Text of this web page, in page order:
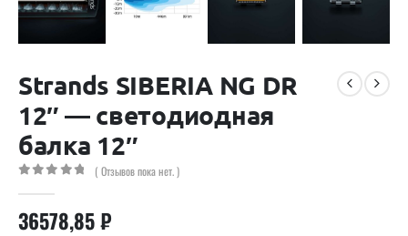
Strands SIBERIA NG DR
12″ — светодиодная
балка 12″
( Отзывов пока нет. )
36578,85₽